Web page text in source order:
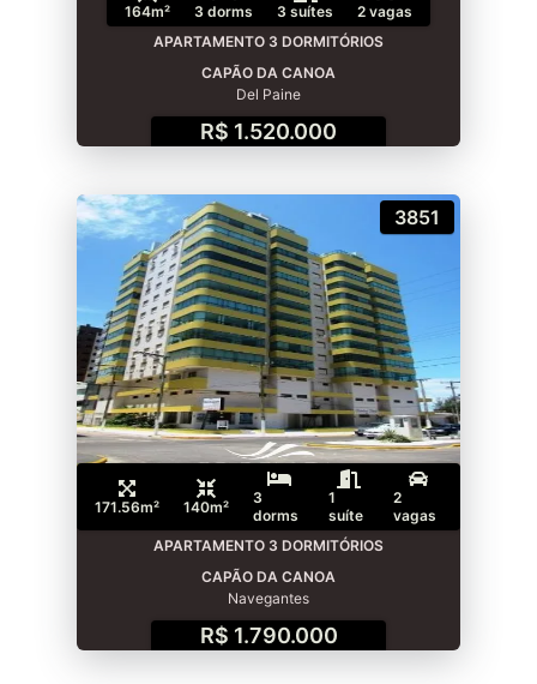
164m² 3 dorms 3 suítes
2 vagas
APARTAMENTO 3 DORMITÓRIOS
CAPÃO DA CANOA
Del Paine
R$ 1.520.000
3851
171.56m² 140m²
3
dorms
1
suíte
2
vagas
APARTAMENTO 3 DORMITÓRIOS
CAPÃO DA CANOA
Navegantes
R$ 1.790.000